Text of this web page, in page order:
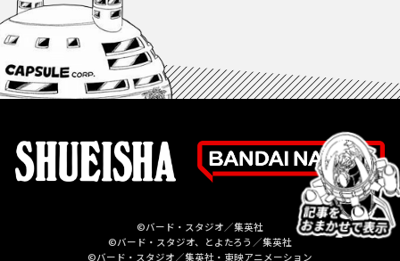
©バード・スタジオ／集英社
©バード・スタジオ、とよたろう／集英社
©バード・スタジオ／集英社・東映アニメーション